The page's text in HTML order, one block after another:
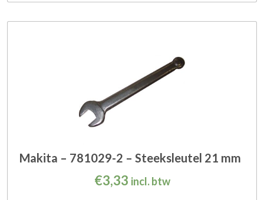
Makita – 781029-2 – Steeksleutel 21 mm
€3,33 incl. btw